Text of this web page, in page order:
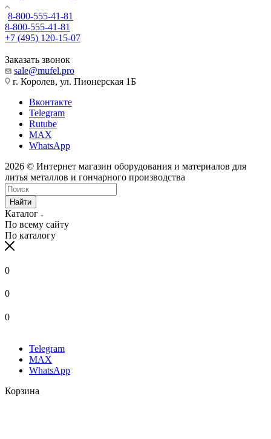
8-800-555-41-81
8-800-555-41-81
+7 (495) 120-15-07
Заказать звонок
sale@mufel.pro
г. Королев, ул. Пионерская 1Б
Вконтакте
Telegram
Rutube
MAX
WhatsApp
2026 © Интернет магазин оборудования и материалов для
литья металлов и гончарного производства
Найти
Каталог
По всему сайту
По каталогу
0
0
0
Telegram
MAX
WhatsApp
Корзина